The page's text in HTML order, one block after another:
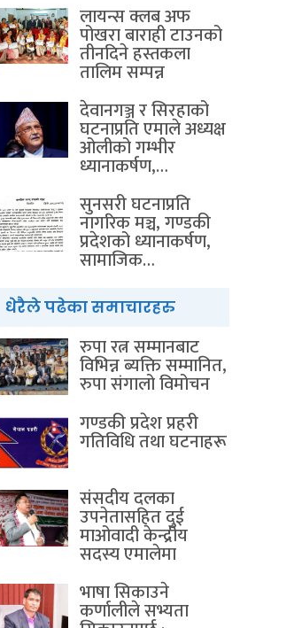
लायन्स क्लब अफ
पोखरा बाराही टाउनको
तीनदिने हस्तकला
तालिम सम्पन्न
देवानगञ्ज र सिरहाको
घटनाप्रति एमाले अध्यक्ष
ओलीको गम्भीर
ध्यानाकर्षण,…
सुनसरी घटनाप्रति
नागरिक मञ्च, गण्डकी
प्रदेशको ध्यानाकर्षण,
सामाजिक…
धेरैले पढेका समाचारहरु
रुपा रत्न सम्मानबाट
विभिन्न ब्यक्ति सम्मानित,
रुपा संगालो विमोचन
गण्डकी प्रदेश प्रहरी
गतिविधि तथा घटनाहरू
संसदीय दलका
उपनेतासहित दुई
माओवादी केन्द्रीय
सदस्य एमालेमा
भाषा सिकाउने
कर्णालीले सभ्यता